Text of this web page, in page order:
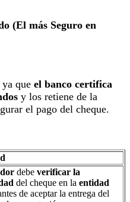
(El más Seguro en
que el banco certifica
y los retiene de la
el pago del cheque.
debe verificar la
del cheque en la entidad
de aceptar la entrega del